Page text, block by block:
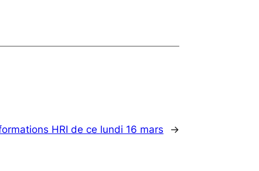
HRI de ce lundi 16 mars →